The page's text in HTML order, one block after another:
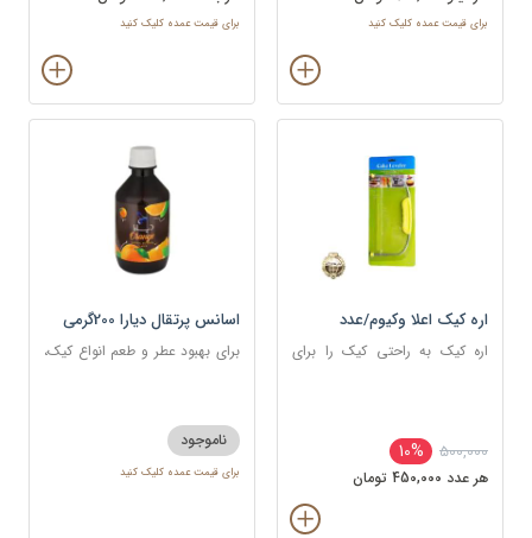
برای قیمت عمده کلیک کنید برای قیمت عمده کلیک کنید
اره کیک اعلا وکیوم/عدد
اره کیک به راحتی کیک را برای
500,000
10%
هر عدد 450,000 تومان
اسانس پرتقال دیارا 200گرمی
برای بهبود عطر و طعم انواع کیک،
ناموجود
برای قیمت عمده کلیک کنید